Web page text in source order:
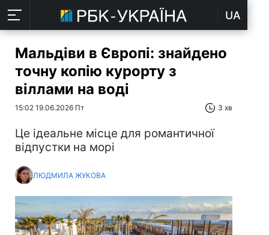
UA
Мальдіви в Європі: знайдено
точну копію курорту з
віллами на воді
15:02 19.06.2026 Пт 3 хв
Це ідеальне місце для романтичної
відпустки на морі
ЛЮДМИЛА ЖУКОВА